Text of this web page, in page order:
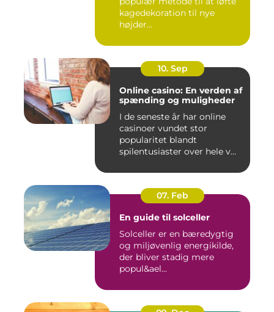
kagedekoration til nye
højder...
10. Sep
Online casino: En verden af
spænding og muligheder
I de seneste år har online
casinoer vundet stor
popularitet blandt
spilentusiaster over hele v...
07. Feb
En guide til solceller
Solceller er en bæredygtig
og miljøvenlig energikilde,
der bliver stadig mere
popul&ael...